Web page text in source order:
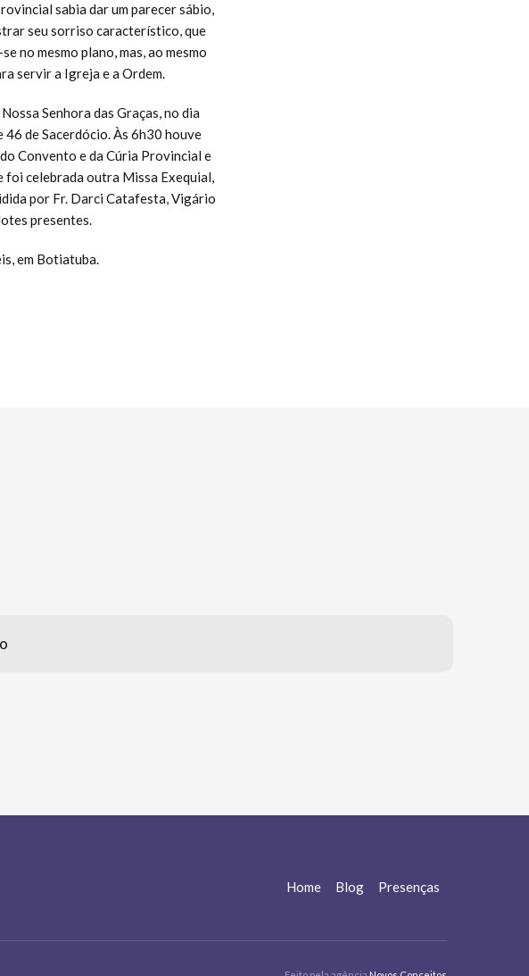
sabia dar um parecer sábio,
seu sorriso característico, que
no mesmo plano, mas, ao mesmo
servir a Igreja e a Ordem.
Senhora das Graças, no dia
de Sacerdócio. Às 6h30 houve
Convento e da Cúria Provincial e
celebrada outra Missa Exequial,
por Fr. Darci Catafesta, Vigário
presentes.
em Botiatuba.
Home Blog Presenças